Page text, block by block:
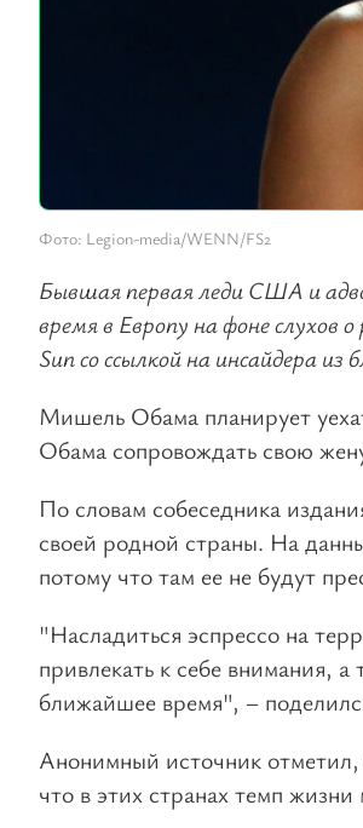
Фото: Legion-media/WENN/FS2
Бывшая первая леди США и
время в Европу на фоне
Sun со ссылкой на инсайдера из
Мишель Обама планирует
Обама сопровождать свою
По словам собеседника
своей родной страны. На
потому что там ее не будут
"Насладиться эспрессо на
привлекать к себе внимания,
ближайшее время", –
Анонимный источник
что в этих странах темп